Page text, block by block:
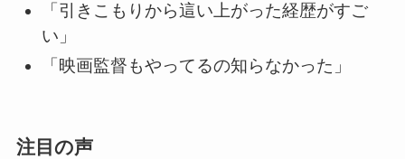
「引きこもりから這い上がった経歴がすご
い」
「映画監督もやってるの知らなかった」
注目の声